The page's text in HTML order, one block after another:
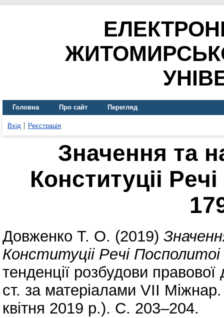
Головна Про сайт Перегляд
Вхід Реєстрація
Значeння та
Конституціі
Довженко Т. О. (2019)
Конституціі Рeчі
тенденції розбудови правової
ст. за матеріалами VІІ
квітня 2019 р.). С. 203–204.